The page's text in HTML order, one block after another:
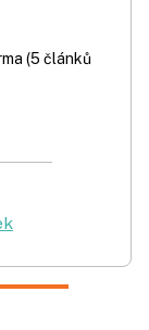
(5 článků